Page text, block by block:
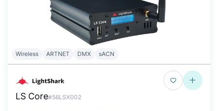
Wireless ARTNET DMX sACN
LS Core#56LSX002